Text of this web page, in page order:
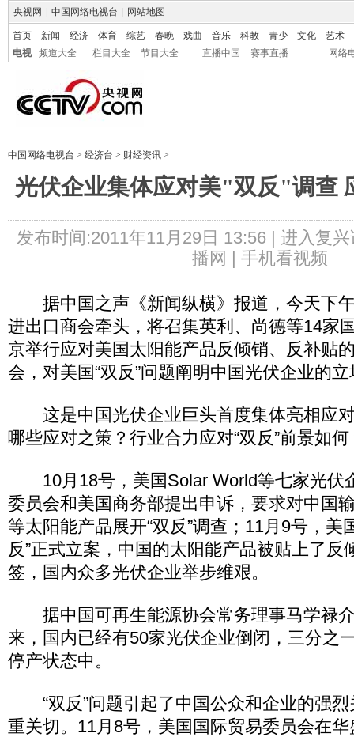
央视网 中国网络电视台 网站地图
首页 新闻 经济 体育 综艺 春晚 戏曲 音乐 科教 青少 文化
艺术
电视
频道大全 栏目大全 节目大全 直播中国 赛事直播 网络
中国网络电视台 > 经济台 > 财经资讯 >
光伏企业集体应对美"双反"调查
发布时间:2011年11月29日 13:56 | 进入复兴
播网 | 手机看视频
据中国之声《新闻纵横》报道，今天下
进出口商会牵头，将召集英利、尚德等14家
京举行应对美国太阳能产品反倾销、反补贴
会，对美国“双反”问题阐明中国光伏企业的
这是中国光伏企业巨头首度集体亮相应对
哪些应对之策？行业合力应对“双反”前景如何
10月18号，美国Solar World等七家光伏
委员会和美国商务部提出申诉，要求对中国
等太阳能产品展开“双反”调查；11月9号，美
反”正式立案，中国的太阳能产品被贴上了反
签，国内众多光伏企业举步维艰。
据中国可再生能源协会常务理事马学禄
来，国内已经有50家光伏企业倒闭，三分之
停产状态中。
“双反”问题引起了中国公众和企业的强烈
重关切。11月8号，美国国际贸易委员会在